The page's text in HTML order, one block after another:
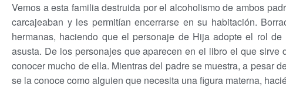
Vemos a esta familia destruida por el alcoholismo de ambos
carcajeaban y les permitían encerrarse en su habitación.
hermanas, haciendo que el personaje de Hija adopte el rol
asusta. De los personajes que aparecen en el libro el que
conocer mucho de ella. Mientras del padre se muestra, a pesar
se la conoce como alguien que necesita una figura materna,